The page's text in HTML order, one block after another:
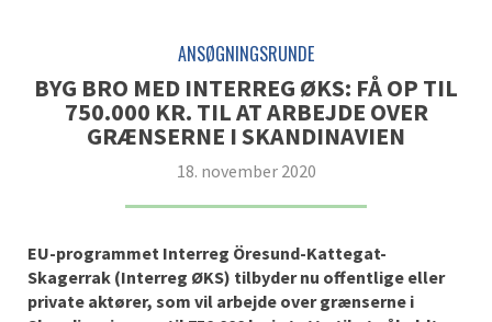
ANSØGNINGSRUNDE
BYG BRO MED INTERREG ØKS: FÅ OP TIL
750.000 KR. TIL AT ARBEJDE OVER
GRÆNSERNE I SKANDINAVIEN
18. november 2020
EU-programmet Interreg Öresund-Kattegat-
Skagerrak (Interreg ØKS) tilbyder nu offentlige eller
private aktører, som vil arbejde over grænserne i